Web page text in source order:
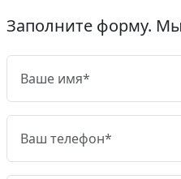
Заполните форму.